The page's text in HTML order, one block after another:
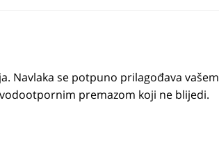
Navlaka se potpuno prilagođava vašem
premazom koji ne blijedi.